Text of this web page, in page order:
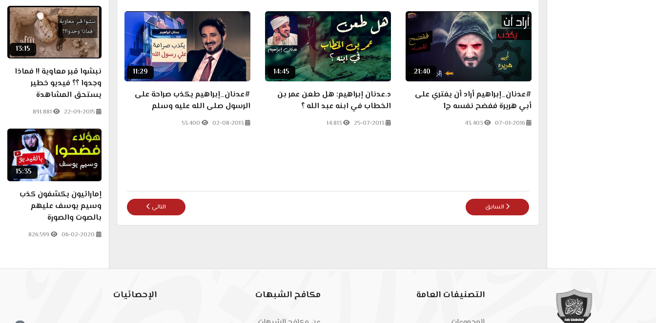
21:40
#عدنان_إبراهيم أراد أن يفتري على
أبي هريرة ففضح نفسه ج1
07-01-2016
43.403
14:45
د.عدنان إبراهيم: هل طعن عمر بن
الخطاب في ابنه عبد الله ؟
25-07-2013
14.813
11:29
#عدنان_إبراهيم يكذب صراحة على
الرسول صلى الله عليه وسلم
02-08-2013
53.400
المقال السابق: مش هتقدر تغمض عينيك شيوخ السلفية ينشرون عقائد الشيعة
السابق المقال التالي: أبو عمر الباحث & صابر مشهور - أبو حنيفة مش
التالي
13:15
نبشوا قبر معاوية !! فماذا
وجدوا ؟؟ فيديو خطير
يستحق المشاهدة
22-09-2015
891.881
15:35
إماراتيون يكشفون كذب
وسيم يوسف عليهم
بالصوت والصورة
06-02-2020
826.599
التصنيفات العامة مكافح الشبهات الإحصائيات